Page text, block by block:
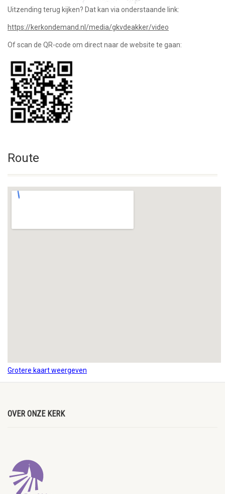
Uitzending terug kijken? Dat kan via onderstaande link:
https://kerkondemand.nl/media/gkvdeakker/video
Of scan de QR-code om direct naar de website te gaan:
Route
Grotere kaart weergeven
OVER ONZE KERK